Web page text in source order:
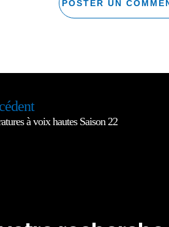
à voix hautes Saison 22